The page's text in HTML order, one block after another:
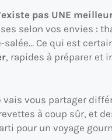
pas UNE
selon vos envies :
Ce qui est
, rapides à préparer et
vais vous partager
à coup sûr, et
pour un voyage